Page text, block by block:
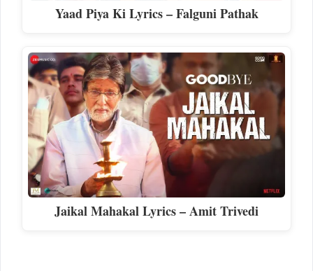
Yaad Piya Ki Lyrics – Falguni Pathak
Jaikal Mahakal Lyrics – Amit Trivedi